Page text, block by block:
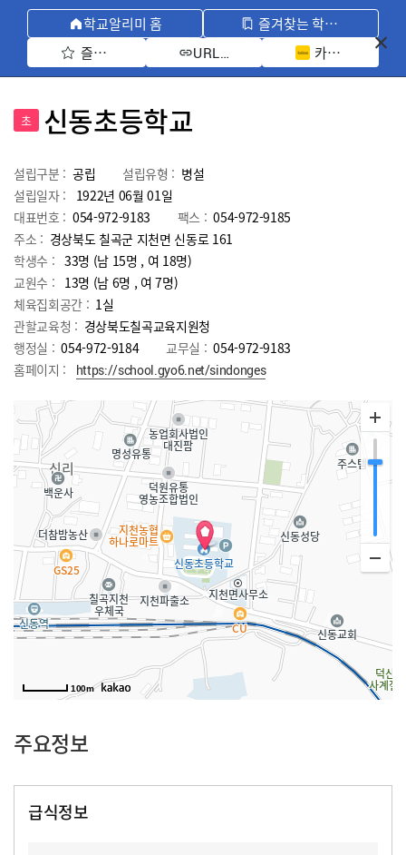
학교알리미 홈
즐겨찾는 학교 모아보기
즐겨찾기 선택
URL 복사 카카오톡 공유
초 신동초등학교
설립구분 : 공립 설립유형 : 병설
설립일자 :
1922년 06월 01일
대표번호 : 054-972-9183 팩스 : 054-972-9185
주소 : 경상북도 칠곡군 지천면 신동로 161
학생수 : 33명 (남 15명 , 여 18명)
교원수 : 13명 (남 6명 , 여7명)
체육집회공간 : 1실
관할교육청 : 경상북도칠곡교육지원청
행정실 : 054-972-9184 교무실 : 054-972-9183
홈페이지 :
https://school.gyo6.net/sindonges
100m
주요정보
급식정보